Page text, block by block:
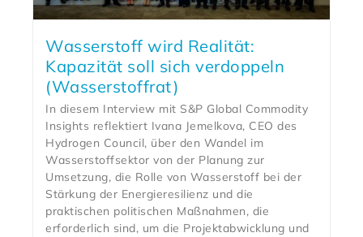
Wasserstoff wird Realität:
Kapazität soll sich verdoppeln
(Wasserstoffrat)
In diesem Interview mit S&P Global Commodity
Insights reflektiert Ivana Jemelkova, CEO des
Hydrogen Council, über den Wandel im
Wasserstoffsektor von der Planung zur
Umsetzung, die Rolle von Wasserstoff bei der
Stärkung der Energieresilienz und die
praktischen politischen Maßnahmen, die
erforderlich sind, um die Projektabwicklung und